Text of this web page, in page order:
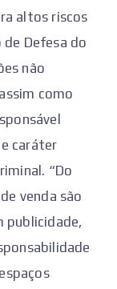
altos riscos
Defesa do
não
como
caráter
“Do
venda são
publicidade,